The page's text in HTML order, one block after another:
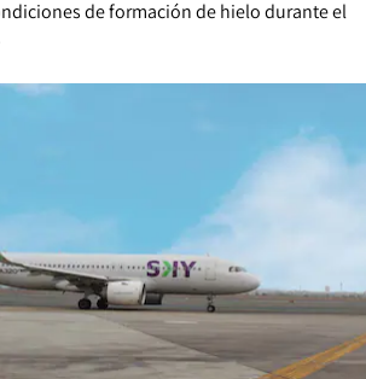
de formación de hielo durante el